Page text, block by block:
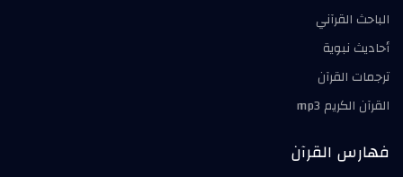
الباحث القرآني
أحاديث نبوية
ترجمات القرآن
القرآن الكريم mp3
فهارس القرآن